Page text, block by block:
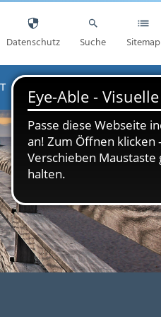
Datenschutz Suche Sitemap